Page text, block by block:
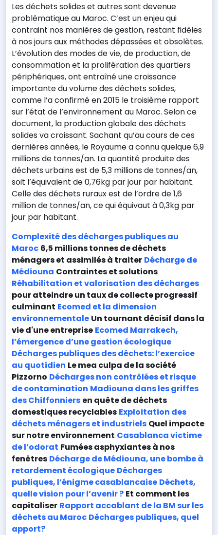
Les déchets solides et autres sont devenue
problématique au Maroc. C’est un enjeu qui
contraint nos manières de gestion, restant fidèles
à nos jours aux méthodes dépassées et obsolètes.
L’évolution des modes de vie, de production, de
consommation et la prolifération des quartiers
périphériques, ont entraîné une croissance
importante du volume des déchets solides,
comme l’a confirmé en 2015 le troisième rapport
sur l’état de l’environnement au Maroc. Selon ce
document, la production globale des déchets
solides va croissant. Sachant qu’au cours de ces
dernières années, le Royaume a connu quelque 6,9
millions de tonnes/an. La quantité produite des
déchets urbains est de 5,3 millions de tonnes/an,
soit l’équivalent de 0,76kg par jour par habitant.
Celle des déchets ruraux est de l’ordre de 1,6
million de tonnes/an, ce qui équivaut à 0,3kg par
jour par habitant.
Complexité des décharges publiques au
Maroc 6,5 millions tonnes de déchets
ménagers et assimilés à traiter Décharge de
Médiouna Contraintes et solutions
Réhabilitation et valorisation des décharges
pour atteindre un taux de collecte progressif
culminant Ecomed et la dimension
environnementale Un tournant décisif dans la
vie d'une entreprise Ecomed Marrakech,
l’émergence d’une gestion écologique
Décharges publiques des déchets: l’exercice
au quotidien Le mea culpa de la société
Pizzorno Décharges non contrôlées et risque
de contamination Madiouna dans les griffes
des Chiffonniers en quête de déchets
domestiques recyclables Exploitation des
déchets ménagers et industriels Quel impacte
sur notre environnement Casablanca victime
de l’odorat Fumées asphyxiantes à nos
fenêtres Décharge de Médiouna, une bombe à
retardement écologique Décharges
publiques, l’énigme casablancaise Déchets,
quelle vision pour l’avenir ? Et comment les
capitaliser Rapport accablant de la BM sur les
déchets au Maroc Décharges publiques, quel
apport?